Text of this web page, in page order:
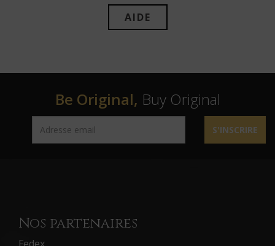
AIDE
Be Original, Buy Original
S'INSCRIRE
Nos partenaires